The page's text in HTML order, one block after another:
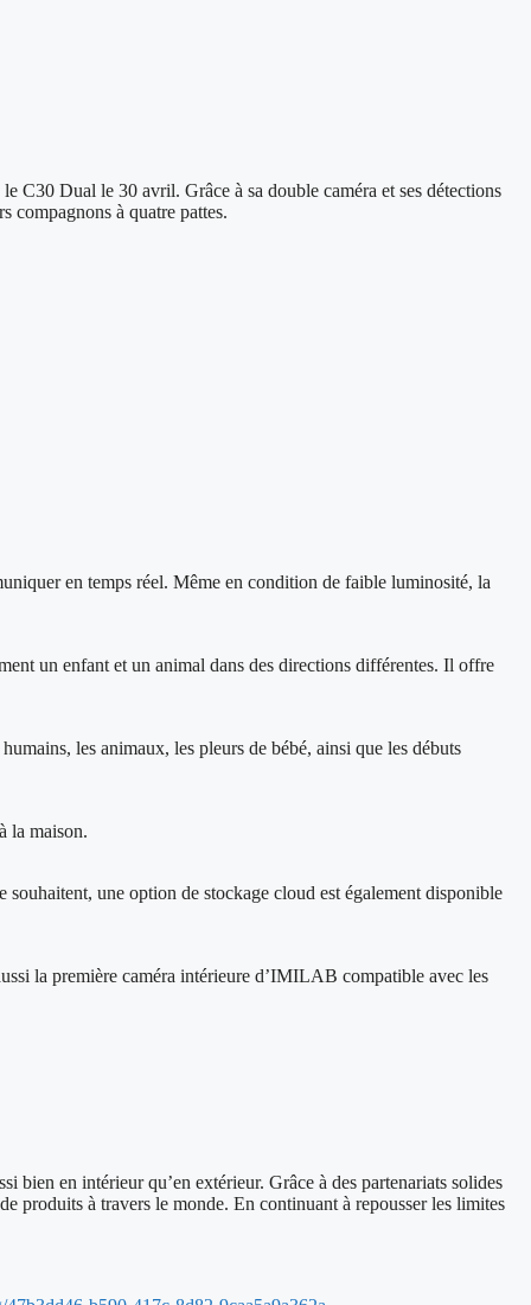
Dual le 30 avril. Grâce à sa double caméra et ses détections
compagnons à quatre pattes.
en temps réel. Même en condition de faible luminosité, la
un enfant et un animal dans des directions différentes. Il offre
les animaux, les pleurs de bébé, ainsi que les débuts
la maison.
une option de stockage cloud est également disponible
la première caméra intérieure d’IMILAB compatible avec les
en intérieur qu’en extérieur. Grâce à des partenariats solides
à travers le monde. En continuant à repousser les limites